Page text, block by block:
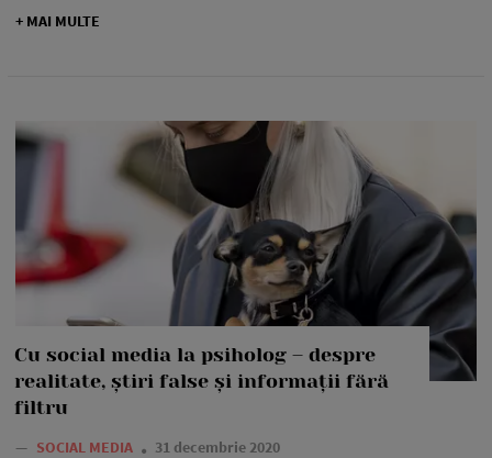
+ MAI MULTE
Cu social media la psiholog – despre
realitate, știri false și informații fără
filtru
— SOCIAL MEDIA 31 decembrie 2020